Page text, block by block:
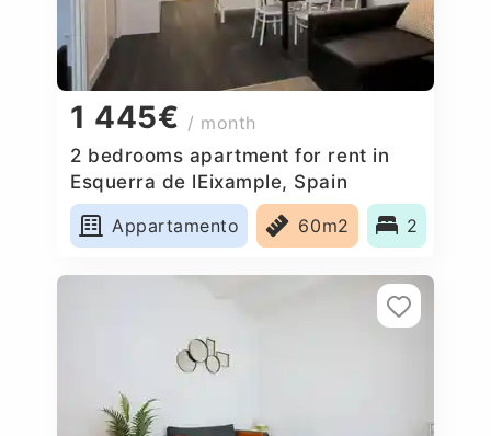
1 445€ / month
2 bedrooms apartment for rent in
Esquerra de lEixample, Spain
Appartamento
60m2 2